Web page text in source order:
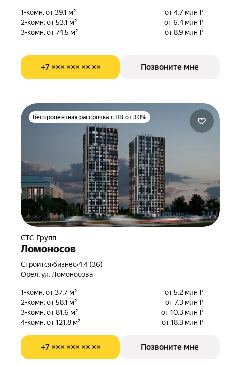
1-комн. от 39,1 м²
от 4,7 млн ₽
2-комн. от 53,1 м²
от 6,4 млн ₽
3-комн. от 74,5 м²
от 8,9 млн ₽
+7 ××× ××× ×× ×× Позвоните мне
беспроцентная рассрочка с ПВ от 30%
СТС-Групп
Ломоносов
Строится•бизнес•4.4 (36)
Орел, ул. Ломоносова
1-комн. от 37,7 м²
от 5,2 млн ₽
2-комн. от 58,1 м²
от 7,3 млн ₽
3-комн. от 81,6 м²
от 10,3 млн ₽
4-комн. от 121,8 м²
от 18,3 млн ₽
+7 ××× ××× ×× ×× Позвоните мне